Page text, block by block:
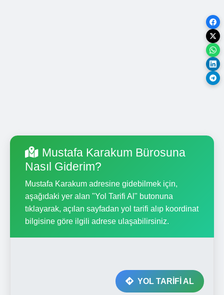
Mustafa Karakum Bürosuna
Nasıl Giderim?
Mustafa Karakum adresine gidebilmek için,
aşağıdaki yer alan "Yol Tarifi Al" butonuna
tıklayarak, açılan sayfadan yol tarifi alıp koordinat
bilgisine göre ilgili adrese ulaşabilirsiniz.
YOL TARİFİ AL